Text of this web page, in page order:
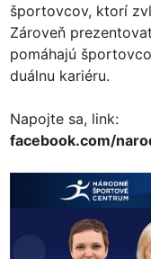
športovcov, ktorí
Zároveň
pomáhajú
duálnu kariéru.
Napojte sa, link:
facebook.com/